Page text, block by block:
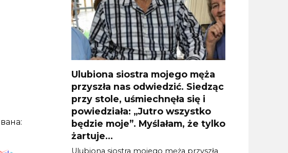
Ulubiona siostra mojego męża
przyszła nas odwiedzić. Siedząc
przy stole, uśmiechnęła się i
powiedziała: „Jutro wszystko
będzie moje”. Myślałam, że tylko
żartuje…
Ulubiona siostra mojego męża przyszła